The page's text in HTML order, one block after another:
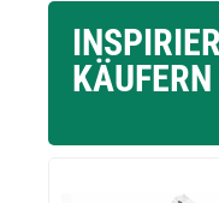
KÄUFERN